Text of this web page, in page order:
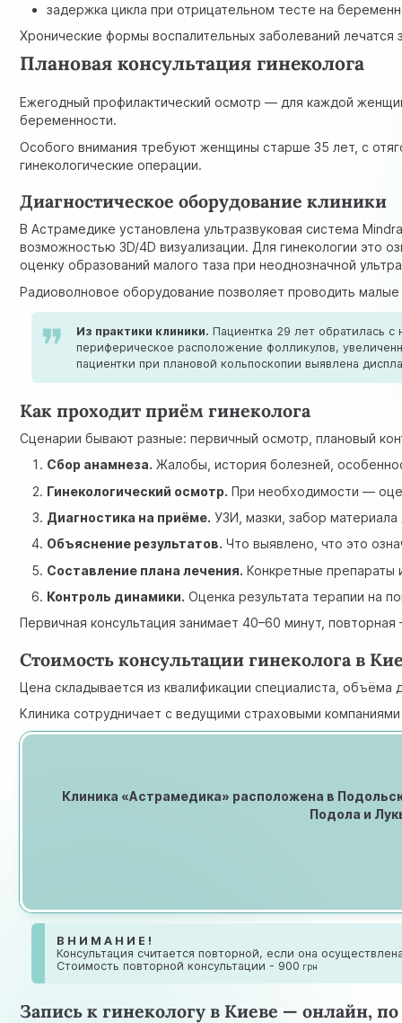
задержка цикла при отрицательном тесте на
Хронические формы воспалительных заболеваний
Плановая консультация гинеколога
Ежегодный профилактический осмотр — для каждой
беременности.
Особого внимания требуют женщины старше 35 лет, с
гинекологические операции.
Диагностическое оборудование клиники
В Астрамедике установлена ультразвуковая система
возможностью 3D/4D визуализации. Для гинекологии это
оценку образований малого таза при неоднозначной
Радиоволновое оборудование позволяет проводить
Из практики клиники. Пациентка 29 лет обратилась
периферическое расположение фолликулов,
пациентки при плановой кольпоскопии выявлена
Как проходит приём гинеколога
Сценарии бывают разные: первичный осмотр, плановый
Сбор анамнеза. Жалобы, история болезней,
Гинекологический осмотр. При необходимости —
Диагностика на приёме. УЗИ, мазки, забор
Объяснение результатов. Что выявлено, что это
Составление плана лечения. Конкретные препараты
Контроль динамики. Оценка результата терапии на
Первичная консультация занимает 40–60 минут,
Стоимость консультации гинеколога в
Цена складывается из квалификации специалиста,
Клиника сотрудничает с ведущими страховыми
Клиника «Астрамедика» расположена в
Подола и
В Н И М А Н И Е !
Консультация считается повторной, если она
Стоимость повторной консультации - 900 грн
Запись к гинекологу в Киеве — онлайн,